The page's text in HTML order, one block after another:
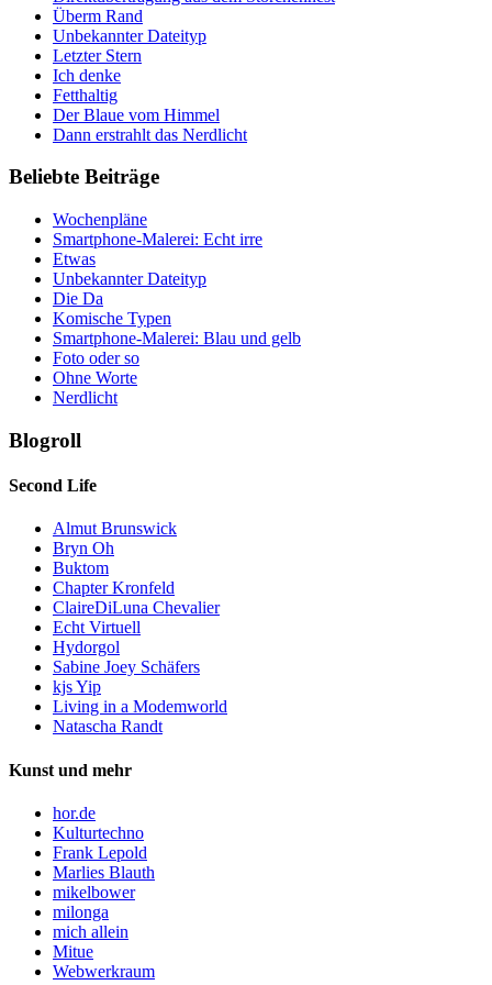
Überm Rand
Unbekannter Dateityp
Letzter Stern
Ich denke
Fetthaltig
Der Blaue vom Himmel
Dann erstrahlt das Nerdlicht
Beliebte Beiträge
Wochenpläne
Smartphone-Malerei: Echt irre
Etwas
Unbekannter Dateityp
Die Da
Komische Typen
Smartphone-Malerei: Blau und gelb
Foto oder so
Ohne Worte
Nerdlicht
Blogroll
Second Life
Almut Brunswick
Bryn Oh
Buktom
Chapter Kronfeld
ClaireDiLuna Chevalier
Echt Virtuell
Hydorgol
Sabine Joey Schäfers
kjs Yip
Living in a Modemworld
Natascha Randt
Kunst und mehr
hor.de
Kulturtechno
Frank Lepold
Marlies Blauth
mikelbower
milonga
mich allein
Mitue
Webwerkraum